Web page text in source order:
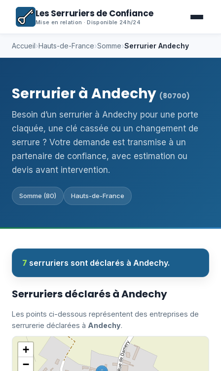
Les Serruriers de Confiance
Mise en relation · Disponible 24h/24
Accueil›Hauts-de-France›Somme›Serrurier Andechy
Serrurier à Andechy (80700)
Besoin d’un serrurier à Andechy pour une porte
claquée, une clé cassée ou un changement de
serrure ? Votre demande est transmise à un
partenaire de confiance, avec estimation ou
devis avant intervention.
Somme (80) Hauts-de-France
7 serruriers sont déclarés à Andechy.
Serruriers déclarés à Andechy
Les points ci-dessous représentent des entreprises de
serrurerie déclarées à Andechy.
+
−